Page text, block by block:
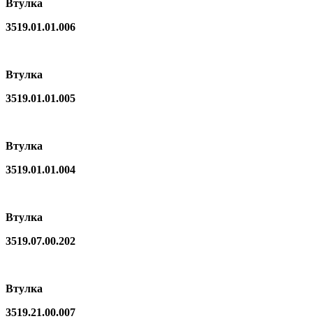
Втулка
3519.01.01.006
Втулка
3519.01.01.005
Втулка
3519.01.01.004
Втулка
3519.07.00.202
Втулка
3519.21.00.007